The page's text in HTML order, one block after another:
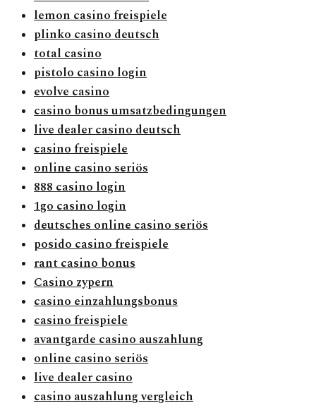
lemon casino freispiele
plinko casino deutsch
total casino
pistolo casino login
evolve casino
casino bonus umsatzbedingungen
live dealer casino deutsch
casino freispiele
online casino seriös
888 casino login
1go casino login
deutsches online casino seriös
posido casino freispiele
rant casino bonus
Casino zypern
casino einzahlungsbonus
casino freispiele
avantgarde casino auszahlung
online casino seriös
live dealer casino
casino auszahlung vergleich